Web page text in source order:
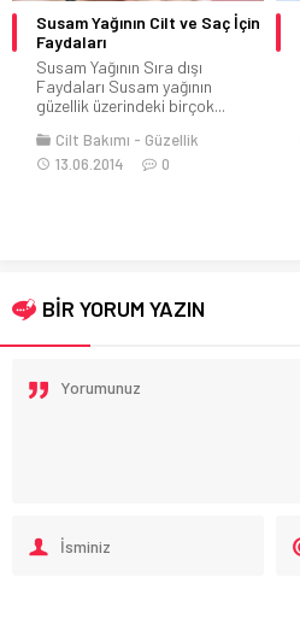
Güzel bir cilt için haftada kaç
kere banyo yapılmalıdır?
Sayı ile sınırlamak biraz saçma
olabilir. İnsan kendini pis
hissettiği...
Cilt Bakımı Güzellik
BİR YORUM YAZIN